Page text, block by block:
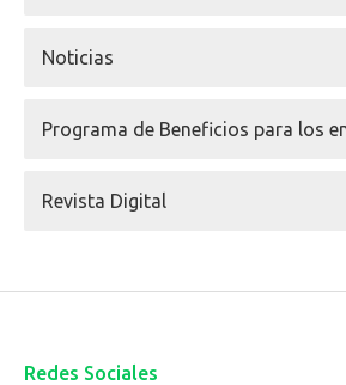
Noticias
Programa de Beneficios para los
Revista Digital
Redes Sociales